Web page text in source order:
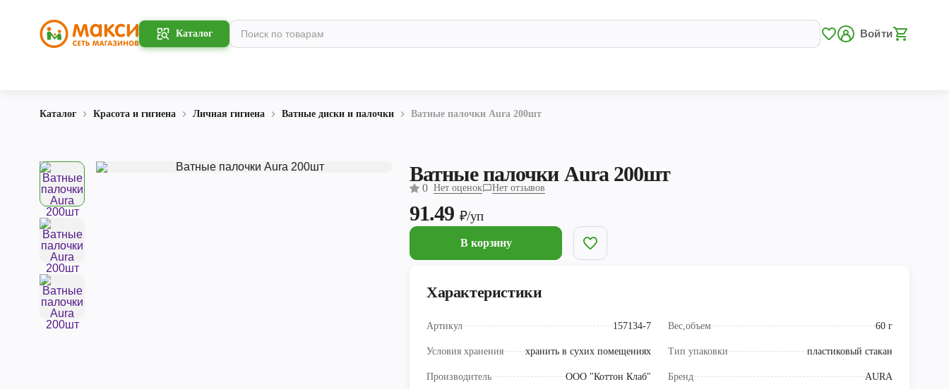
Каталог Войти
Каталог Красота и гигиена Личная гигиена Ватные диски и палочки Ватные палочки Aura 200шт
Ватные палочки Aura 200шт
0 Нет оценок Нет отзывов
91.49 ₽/уп
В корзину
Характеристики
Артикул 157134-7 Вес,объем 60 г
Условия хранения хранить в сухих помещениях Тип упаковки пластиковый стакан
Производитель ООО "Коттон Клаб" Бренд AURA